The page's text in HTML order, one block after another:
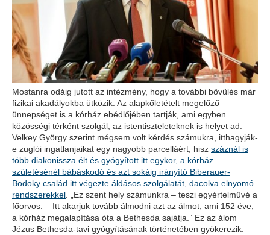
Mostanra odáig jutott az intézmény, hogy a további bővülés már
fizikai akadályokba ütközik. Az alapkőletételt megelőző
ünnepséget is a kórház ebédlőjében tartják, ami egyben
közösségi térként szolgál, az istentiszteleteknek is helyet ad.
Velkey György szerint mégsem volt kérdés számukra, itthagyják-
e zuglói ingatlanjaikat egy nagyobb parcelláért, hisz száznál is
több diakonissza élt és gyógyított itt egykor, a kórház
születésénél bábáskodó és azt sokáig irányító Biberauer-
Bodoky család itt végezte áldásos szolgálatát, dacolva elnyomó
rendszerekkel. „Ez szent hely számunkra – teszi egyértelművé a
főorvos. – Itt akarjuk tovább álmodni azt az álmot, ami 152 éve,
a kórház megalapítása óta a Bethesda sajátja.” Ez az álom
Jézus Bethesda-tavi gyógyításának történetében gyökerezik: